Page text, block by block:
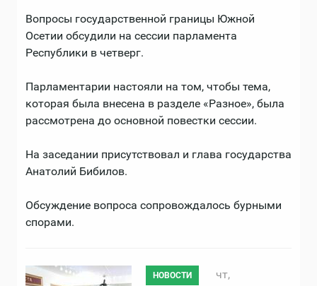
Вопросы государственной границы Южной
Осетии обсудили на сессии парламента
Республики в четверг.
Парламентарии настояли на том, чтобы тема,
которая была внесена в разделе «Разное», была
рассмотрена до основной повестки сессии.
На заседании присутствовал и глава государства
Анатолий Бибилов.
Обсуждение вопроса сопровождалось бурными
спорами.
НОВОСТИ
чт,